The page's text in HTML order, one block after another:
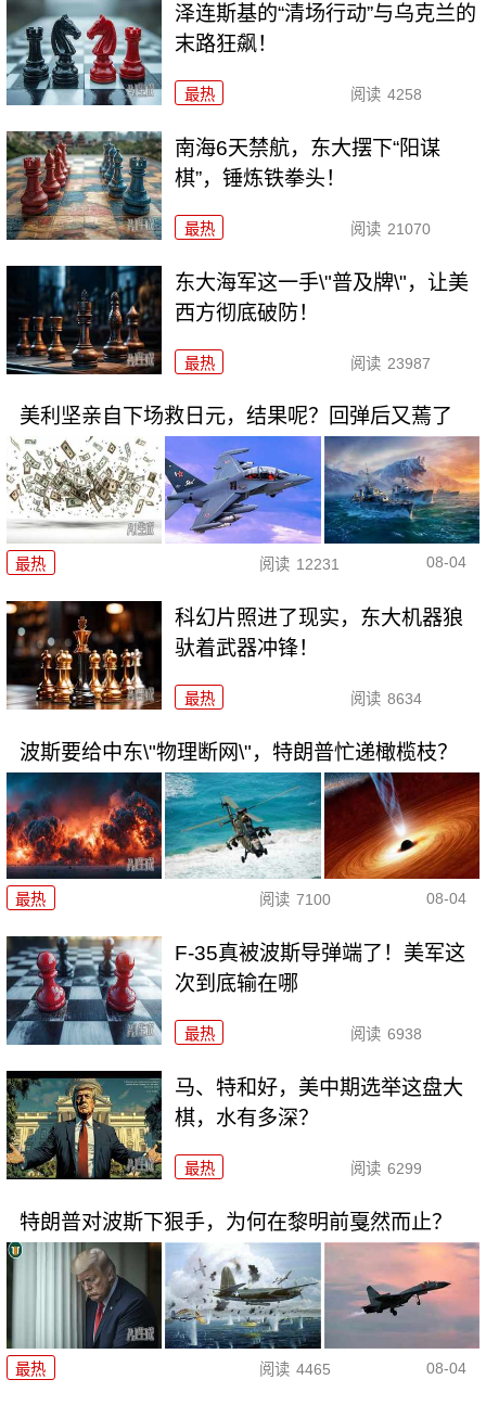
泽连斯基的“清场行动”与乌克兰的
末路狂飙！
最热 阅读 4258
南海6天禁航，东大摆下“阳谋
棋”，锤炼铁拳头！
最热 阅读 21070
东大海军这一手\"普及牌\"，让美
西方彻底破防！
最热 阅读 23987
美利坚亲自下场救日元，结果呢？回弹后又蔫了
最热 阅读 12231 08-04
科幻片照进了现实，东大机器狼
驮着武器冲锋！
最热 阅读 8634
波斯要给中东\"物理断网\"，特朗普忙递橄榄枝？
最热 阅读 7100 08-04
F-35真被波斯导弹端了！美军这
次到底输在哪
最热 阅读 6938
马、特和好，美中期选举这盘大
棋，水有多深？
最热 阅读 6299
特朗普对波斯下狠手，为何在黎明前戛然而止？
最热 阅读 4465 08-04